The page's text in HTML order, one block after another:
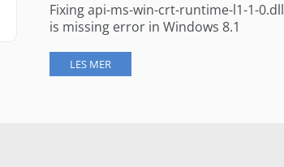
Fixing api-ms-win-crt-runtime-l1-1-0.dll
is missing error in Windows 8.1
LES MER